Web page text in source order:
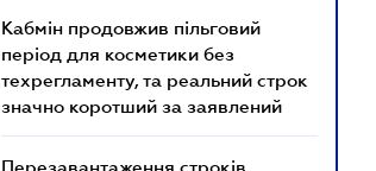
Кабмін продовжив пільговий
період для косметики без
техрегламенту, та реальний строк
значно коротший за заявлений
Перезавантаження строків